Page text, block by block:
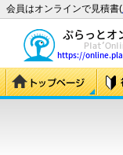
会員はオンラインで見積書(